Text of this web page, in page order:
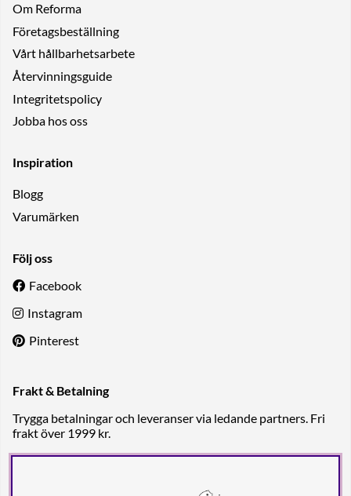
Om Reforma
Företagsbeställning
Vårt hållbarhetsarbete
Återvinningsguide
Integritetspolicy
Jobba hos oss
Inspiration
Blogg
Varumärken
Följ oss
Facebook
Instagram
Pinterest
Frakt & Betalning
Trygga betalningar och leveranser via ledande partners. Fri
frakt över 1999 kr.